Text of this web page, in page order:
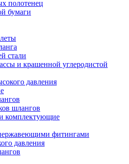
полотенец
бумаги
стали
и крашенной углеродистой
давления
шлангов
комплектующие
фитингами
давления